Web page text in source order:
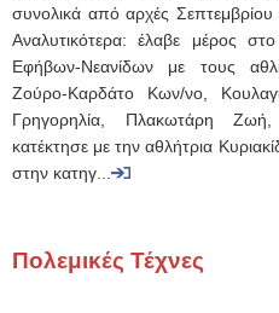
συνολικά από αρχές Σεπτεμβρίου
Αναλυτικότερα: έλαβε μέρος
Εφήβων-Νεανίδων με τους
Ζούρο-Καρδάτο Κων/νο,
Γρηγορηλία, Πλακωτάρη
κατέκτησε με την αθλήτρια
στην κατηγ...
Πολεμικές Τέχνες